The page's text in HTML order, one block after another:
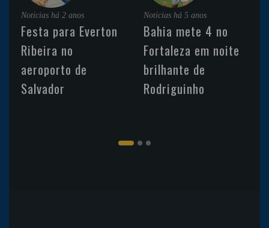
Noticias há 2 anos
Festa para Everton
Ribeira no
aeroporto de
Salvador
Noticias há 5 anos
Bahia mete 4 no
Fortaleza em noite
brilhante de
Rodriguinho